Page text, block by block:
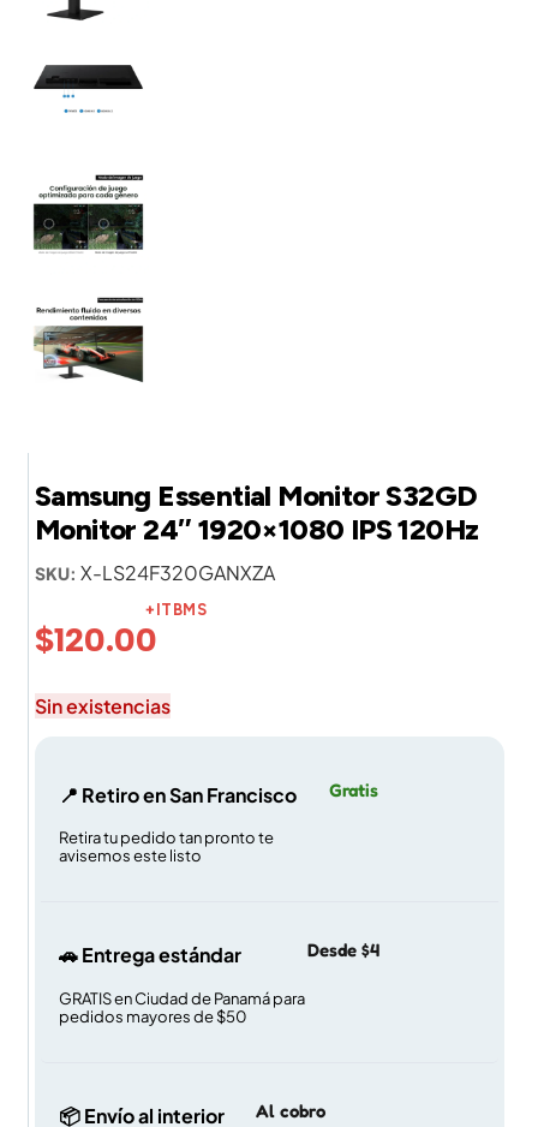
Samsung Essential Monitor S32GD
Monitor 24″ 1920×1080 IPS 120Hz
SKU: X-LS24F320GANXZA
$120.00
+ITBMS
Sin existencias
📍 Retiro en San Francisco
Retira tu pedido tan pronto te
avisemos este listo
Gratis
🚗 Entrega estándar
GRATIS en Ciudad de Panamá para
pedidos mayores de $50
Desde $4
📦 Envío al interior Al cobro